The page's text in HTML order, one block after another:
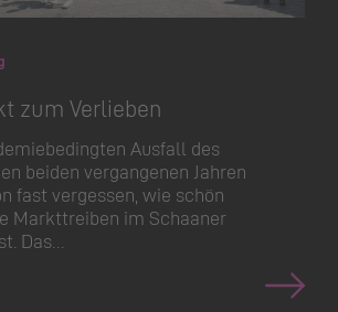
zum Verlieben
Ausfall des
beiden vergangenen Jahren
fast vergessen, wie schön
Markttreiben im Schaaner
Das…